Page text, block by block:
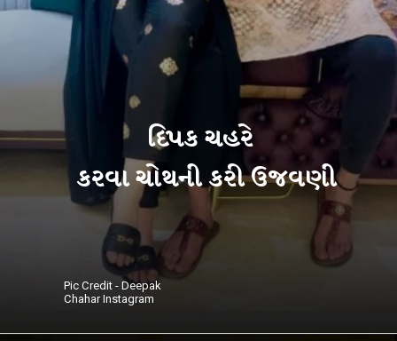
દિપક ચહરે
કરવા ચોથની કરી ઉજવણી
Pic Credit - Deepak
Chahar Instagram